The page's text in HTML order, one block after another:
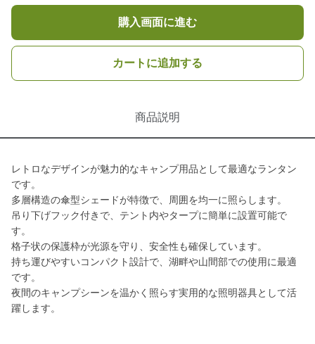
購入画面に進む
カートに追加する
商品説明
レトロなデザインが魅力的なキャンプ用品として最適なランタン
です。
多層構造の傘型シェードが特徴で、周囲を均一に照らします。
吊り下げフック付きで、テント内やタープに簡単に設置可能で
す。
格子状の保護枠が光源を守り、安全性も確保しています。
持ち運びやすいコンパクト設計で、湖畔や山間部での使用に最適
です。
夜間のキャンプシーンを温かく照らす実用的な照明器具として活
躍します。